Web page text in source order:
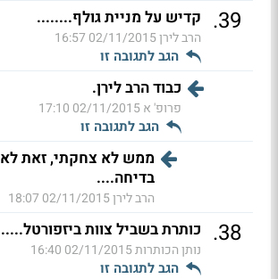
39
. קדיש על מניית גולף........
הרב לירן02/11/2015 16:57
הגב לתגובה זו
כבוד הרב לירן.
פרופ' א02/11/2015 17:10
הגב לתגובה זו
ממש לא צחקתי, זאת לא
בדיחה....
הרב לירן02/11/2015 18:07
38
. כותרת בשביל צוות ביזפורטל.....
נותן הכותרות02/11/2015 16:40
הגב לתגובה זו